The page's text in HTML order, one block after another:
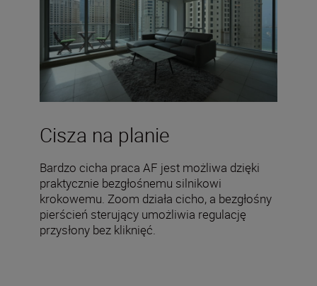
Cisza na planie
Bardzo cicha praca AF jest możliwa dzięki
praktycznie bezgłośnemu silnikowi
krokowemu. Zoom działa cicho, a bezgłośny
pierścień sterujący umożliwia regulację
przysłony bez kliknięć.